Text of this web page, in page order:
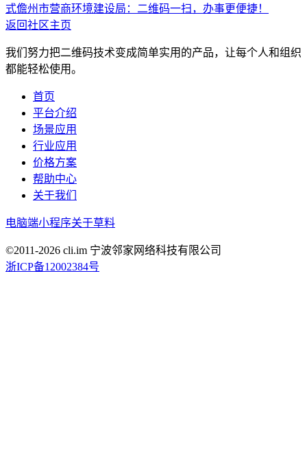
式儋州市营商环境建设局：二维码一扫，办事更便捷！
返回社区主页
我们努力把二维码技术变成简单实用的产品，让每个人和组织
都能轻松使用。
首页
平台介绍
场景应用
行业应用
价格方案
帮助中心
关于我们
电脑端小程序关于草料
©2011-2026 cli.im 宁波邻家网络科技有限公司
浙ICP备12002384号